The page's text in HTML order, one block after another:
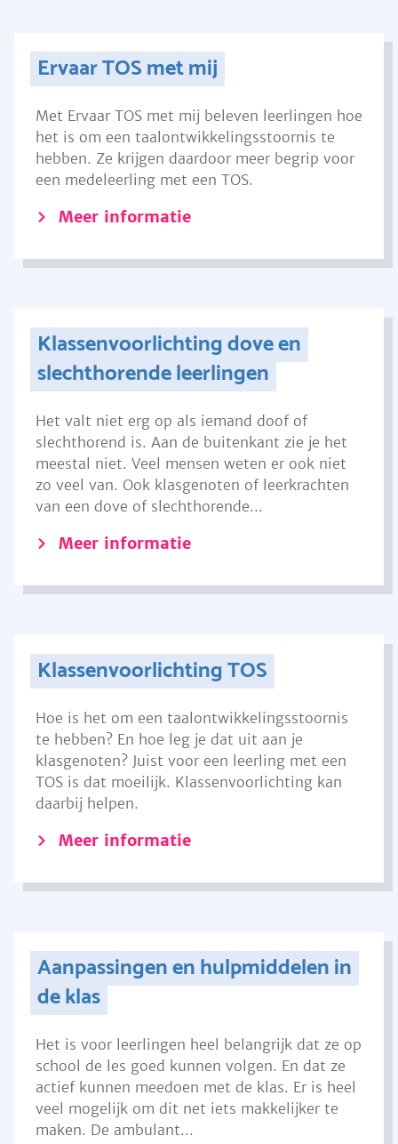
Ervaar TOS met mij
Met Ervaar TOS met mij beleven leerlingen hoe
het is om een taalontwikkelingsstoornis te
hebben. Ze krijgen daardoor meer begrip voor
een medeleerling met een TOS.
Meer informatie
Klassenvoorlichting dove en
slechthorende leerlingen
Het valt niet erg op als iemand doof of
slechthorend is. Aan de buitenkant zie je het
meestal niet. Veel mensen weten er ook niet
zo veel van. Ook klasgenoten of leerkrachten
van een dove of slechthorende...
Meer informatie
Klassenvoorlichting TOS
Hoe is het om een taalontwikkelingsstoornis
te hebben? En hoe leg je dat uit aan je
klasgenoten? Juist voor een leerling met een
TOS is dat moeilijk. Klassenvoorlichting kan
daarbij helpen.
Meer informatie
Aanpassingen en hulpmiddelen in
de klas
Het is voor leerlingen heel belangrijk dat ze op
school de les goed kunnen volgen. En dat ze
actief kunnen meedoen met de klas. Er is heel
veel mogelijk om dit net iets makkelijker te
maken. De ambulant...